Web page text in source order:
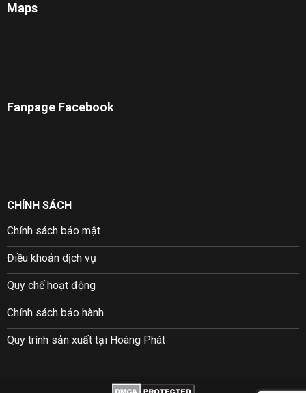
Maps
Fanpage Facebook
CHÍNH SÁCH
Chính sách bảo mật
Điều khoản dịch vụ
Quy chế hoạt động
Chính sách bảo hành
Quy trình sản xuất tại Hoàng Phát